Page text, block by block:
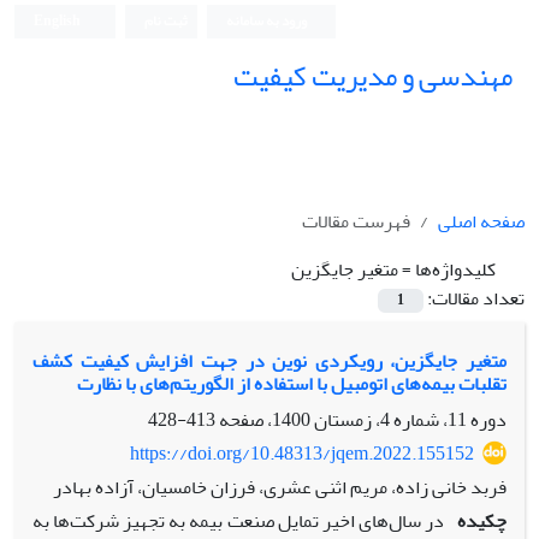
مهندسی و مدیریت کیفیت
صفحه اصلی
فهرست مقالات
کلیدواژه‌ها =متغیر جایگزین
تعداد مقالات:
1
متغیر جایگزین، رویکردی نوین در جهت افزایش کیفیت کشف
تقلبات بیمه‌های ‌اتومبیل با استفاده از الگوریتم‌های ‌با نظارت
دوره 11، شماره 4، زمستان 1400، صفحه
413-428
https://doi.org/10.48313/jqem.2022.155152
فربد خانی زاده، مریم اثنی عشری، فرزان خامسیان، آزاده بهادر
چکیده در سال‌های ‌اخیر تمایل صنعت بیمه به تجهیز شرکت‌ها به